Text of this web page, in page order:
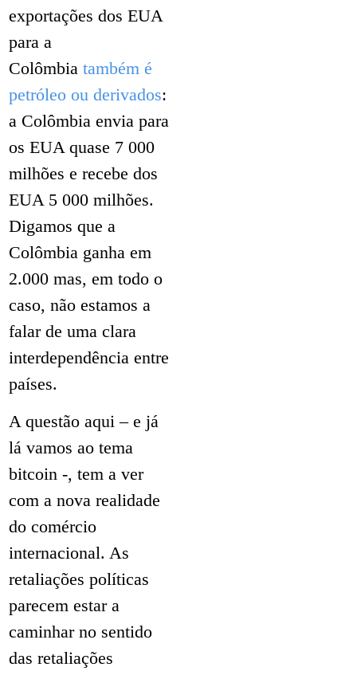
exportações dos EUA
para a
Colômbia também é
petróleo ou derivados:
a Colômbia envia para
os EUA quase 7 000
milhões e recebe dos
EUA 5 000 milhões.
Digamos que a
Colômbia ganha em
2.000 mas, em todo o
caso, não estamos a
falar de uma clara
interdependência entre
países.
A questão aqui – e já
lá vamos ao tema
bitcoin -, tem a ver
com a nova realidade
do comércio
internacional. As
retaliações políticas
parecem estar a
caminhar no sentido
das retaliações